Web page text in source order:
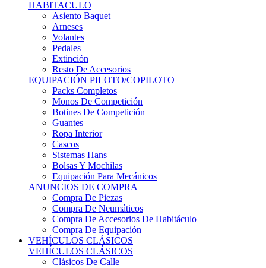
HABITACULO
Asiento Baquet
Arneses
Volantes
Pedales
Extinción
Resto De Accesorios
EQUIPACIÓN PILOTO/COPILOTO
Packs Completos
Monos De Competición
Botines De Competición
Guantes
Ropa Interior
Cascos
Sistemas Hans
Bolsas Y Mochilas
Equipación Para Mecánicos
ANUNCIOS DE COMPRA
Compra De Piezas
Compra De Neumáticos
Compra De Accesorios De Habitáculo
Compra De Equipación
VEHÍCULOS CLÁSICOS
VEHÍCULOS CLÁSICOS
Clásicos De Calle